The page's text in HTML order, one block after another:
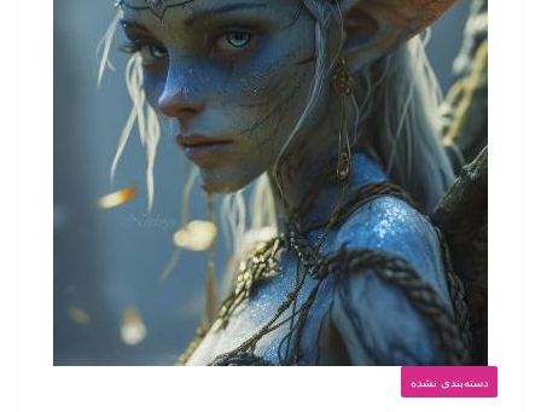
دسته‌بندی نشده